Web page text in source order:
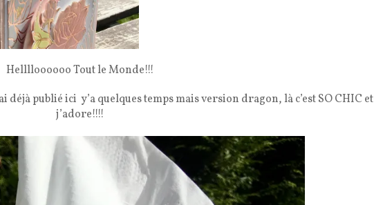
Helllloooooo Tout le Monde!!!
publié ici y’a quelques temps mais version dragon, là c’est SO CHIC et
j’adore!!!!